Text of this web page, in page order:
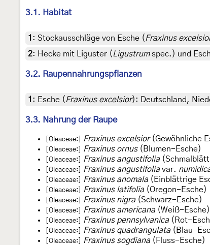
3.1. Habitat
1 : Stockausschläge von Esche ( Fraxinus
2: Hecke mit Liguster ( Ligustrumspec.) und
3.2. Raupennahrungspflanzen
1 : Esche ( Fraxinus excelsior): Deutschland,
3.3. Nahrung der Raupe
[Oleaceae:] Fraxinus excelsior(Gewöhnliche
[Oleaceae:] Fraxinus ornus(Blumen-Esche)
[Oleaceae:] Fraxinus angustifolia
[Oleaceae:] Fraxinus angustifoliavar.
[Oleaceae:] Fraxinus anomala(Einblättrige
[Oleaceae:] Fraxinus latifolia(Oregon-Esche)
[Oleaceae:] Fraxinus nigra(Schwarz-Esche)
[Oleaceae:] Fraxinus americana(Weiß-Esche)
[Oleaceae:] Fraxinus pennsylvanica(Rot-
[Oleaceae:] Fraxinus quadrangulata(Blau-
[Oleaceae:] Fraxinus sogdiana(Fluss-Esche)